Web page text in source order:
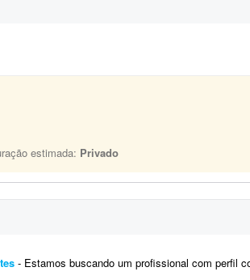
estimada: Privado
- Estamos buscando um profissional com perfil comercial para atuar em um projeto de